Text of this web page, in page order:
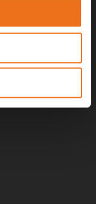
ny maskin. Priserna